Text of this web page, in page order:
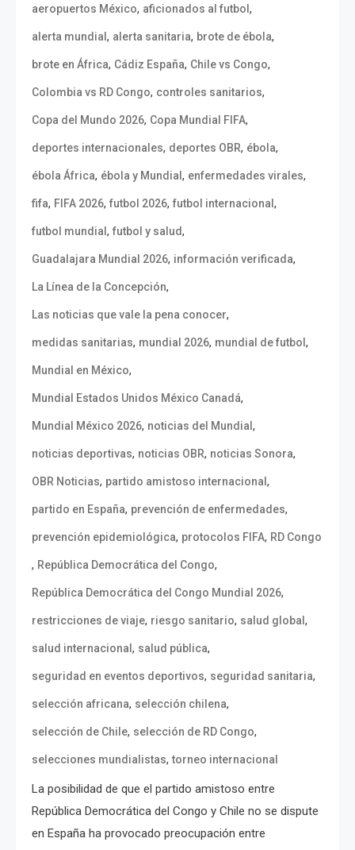
aeropuertos México, aficionados al futbol ,
alerta mundial , alerta sanitaria, brote de ébola,
brote en África, Cádiz España, Chile vs Congo,
Colombia vs RD Congo, controles sanitarios,
Copa del Mundo 2026, Copa Mundial FIFA,
deportes internacionales, deportes OBR, ébola,
ébola África, ébola y Mundial , enfermedades virales,
fifa, FIFA 2026, futbol 2026, futbol internacional ,
futbol mundial , futbol y salud,
Guadalajara Mundial 2026, información verificada,
La Línea de la Concepción,
Las noticias que vale la pena conocer,
medidas sanitarias, mundial 2026, mundial de futbol ,
Mundial en México,
Mundial Estados Unidos México Canadá,
Mundial México 2026, noticias del Mundial ,
noticias deportivas, noticias OBR, noticias Sonora,
OBR Noticias, partido amistoso internacional ,
partido en España, prevención de enfermedades,
prevención epidemiológica, protocolos FIFA, RD Congo
, República Democrática del Congo,
República Democrática del Congo Mundial 2026,
restricciones de viaje, riesgo sanitario, salud global ,
salud internacional , salud pública,
seguridad en eventos deportivos, seguridad sanitaria,
selección africana, selección chilena,
selección de Chile, selección de RD Congo,
selecciones mundialistas,torneo internacional
La posibilidad de que el partido amistoso entre
República Democrática del Congo y Chile no se dispute
en España ha provocado preocupación entre